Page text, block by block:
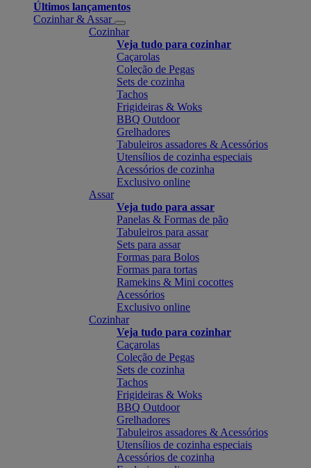
Últimos lançamentos
Cozinhar & Assar
Cozinhar
Veja tudo para cozinhar
Caçarolas
Coleção de Pegas
Sets de cozinha
Tachos
Frigideiras & Woks
BBQ Outdoor
Grelhadores
Tabuleiros assadores & Acessórios
Utensílios de cozinha especiais
Acessórios de cozinha
Exclusivo online
Assar
Veja tudo para assar
Panelas & Formas de pão
Tabuleiros para assar
Sets para assar
Formas para Bolos
Formas para tortas
Ramekins & Mini cocottes
Acessórios
Exclusivo online
Cozinhar
Veja tudo para cozinhar
Caçarolas
Coleção de Pegas
Sets de cozinha
Tachos
Frigideiras & Woks
BBQ Outdoor
Grelhadores
Tabuleiros assadores & Acessórios
Utensílios de cozinha especiais
Acessórios de cozinha